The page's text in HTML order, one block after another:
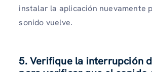
instalar la aplicación nuevamente
sonido vuelve.
5. Verifique la interrupción